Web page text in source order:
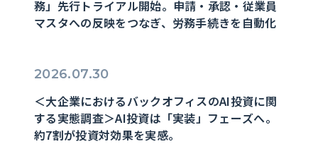
務」先行トライアル開始。申請・承認・従業員
マスタへの反映をつなぎ、労務手続きを自動化
2026.07.30
＜大企業におけるバックオフィスのAI投資に関
する実態調査＞AI投資は「実装」フェーズへ。
約7割が投資対効果を実感。